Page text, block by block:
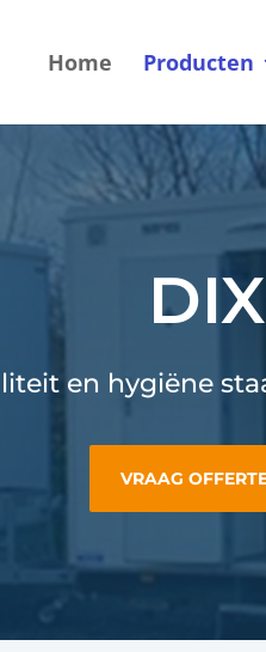
Home Producten
en hygiëne
VRAAG